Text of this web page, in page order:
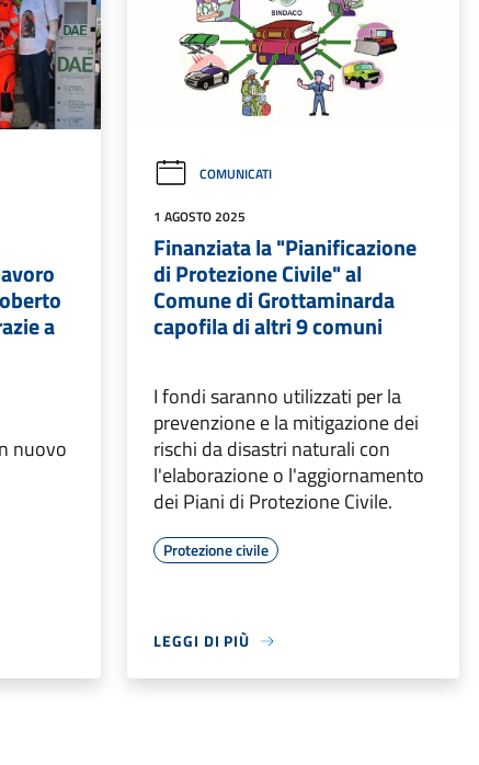
a
nuovo
COMUNICATI
1 AGOSTO 2025
Finanziata la "Pianificazione
di Protezione Civile" al
Comune di Grottaminarda
capofila di altri 9 comuni
I fondi saranno utilizzati per la
prevenzione e la mitigazione dei
rischi da disastri naturali con
l'elaborazione o l'aggiornamento
dei Piani di Protezione Civile.
Protezione civile
LEGGI DI PIÙ